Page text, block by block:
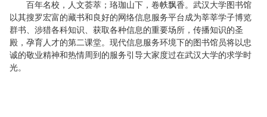
百年名校，人文荟萃；珞珈山下，卷帙飘香。武汉大学图书馆
以其搜罗宏富的藏书和良好的网络信息服务平台成为莘莘学子博览
群书、涉猎各科知识、获取各种信息的重要场所，传播知识的圣
殿，孕育人才的第二课堂。现代信息服务环境下的图书馆员将以忠
诚的敬业精神和热情周到的服务引导大家度过在武汉大学的求学时
光。